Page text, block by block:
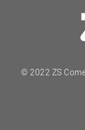
© 2022 ZS